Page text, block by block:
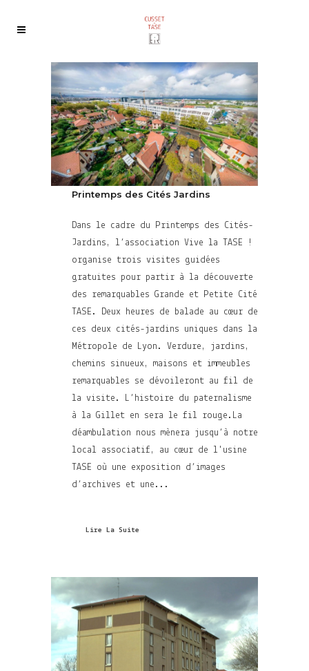
Printemps des Cités Jardins
Dans le cadre du Printemps des Cités-
Jardins, l’association Vive la TASE !
organise trois visites guidées
gratuites pour partir à la découverte
des remarquables Grande et Petite Cité
TASE. Deux heures de balade au cœur de
ces deux cités-jardins uniques dans la
Métropole de Lyon. Verdure, jardins,
chemins sinueux, maisons et immeubles
remarquables se dévoileront au fil de
la visite. L’histoire du paternalisme
à la Gillet en sera le fil rouge.La
déambulation nous mènera jusqu’à notre
local associatif, au cœur de l'usine
TASE où une exposition d’images
d’archives et une...
Lire La Suite